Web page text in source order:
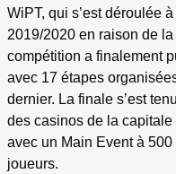
WiPT, qui s’est déroulée
2019/2020 en raison de
compétition a finalement
avec 17 étapes
dernier. La finale s’est
des casinos de la
avec un Main Event à
joueurs.